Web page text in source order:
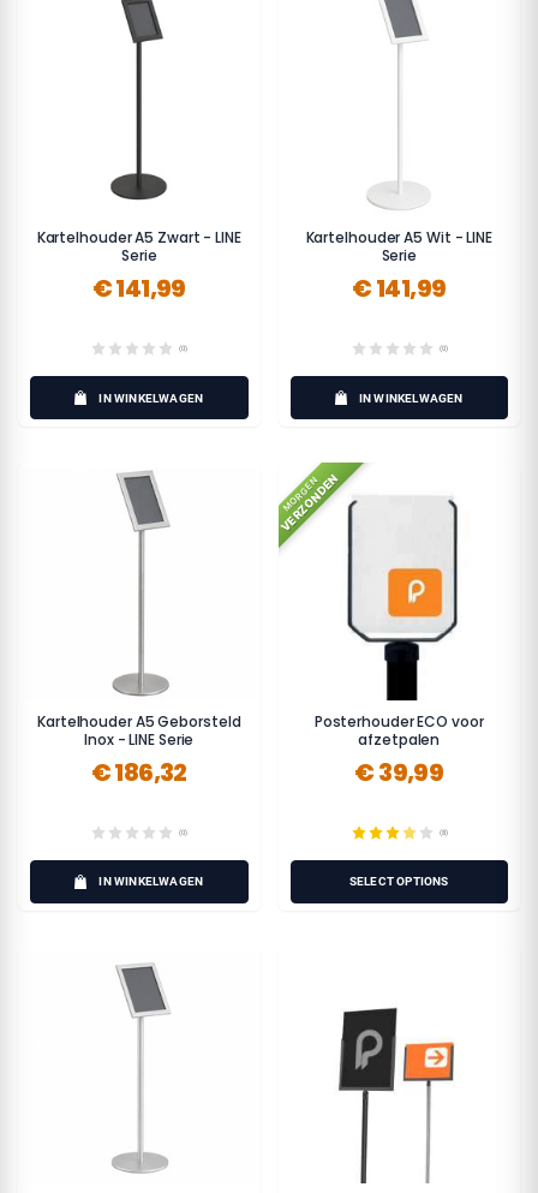
Kartelhouder A5 Zwart - LINE
Serie
€ 141,99
(0)
IN WINKELWAGEN
Kartelhouder A5 Wit - LINE
Serie
€ 141,99
(0)
IN WINKELWAGEN
Kartelhouder A5 Geborsteld
Inox - LINE Serie
€ 186,32
(0)
IN WINKELWAGEN
MORGEN
VERZONDEN
Posterhouder ECO voor
afzetpalen
€ 39,99
(8)
SELECT OPTIONS